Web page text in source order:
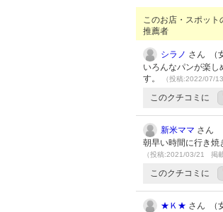
このお店・スポット
推薦者
シラノ さん （
いろんなパンが楽
す。
（投稿:2022/07/
このクチコミに
新米ママ さん
朝早い時間に行き焼
（投稿:2021/03/21 掲
このクチコミに
★Ｋ★ さん （